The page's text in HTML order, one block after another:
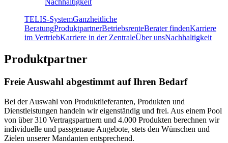
Nachhaltigkeit
TELIS-SystemGanzheitliche
BeratungProduktpartnerBetriebsrenteBerater findenKarriere
im VertriebKarriere in der ZentraleÜber unsNachhaltigkeit
Produktpartner
Freie Auswahl abgestimmt auf Ihren Bedarf
Bei der Auswahl von Produktlieferanten, Produkten und
Dienstleistungen handeln wir eigenständig und frei. Aus einem Pool
von über 310 Vertragspartnern und 4.000 Produkten berechnen wir
individuelle und passgenaue Angebote, stets den Wünschen und
Zielen unserer Mandanten entsprechend.